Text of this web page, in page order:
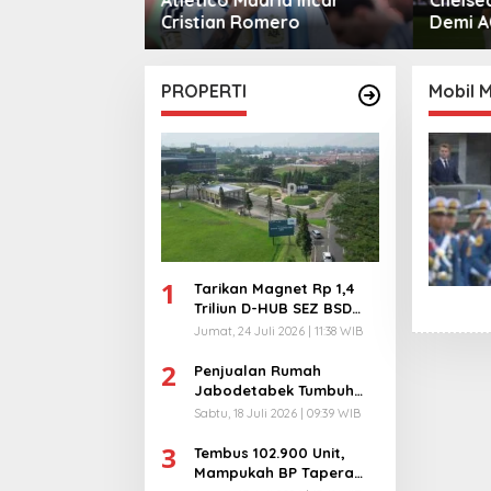
Demi AC Milan
PROPERTI
1
Tarikan Magnet Rp 1,4
Triliun D-HUB SEZ BSD
City, Buka 1736
Jumat, 24 Juli 2026 | 11:38 WIB
2
Penjualan Rumah
Jabodetabek Tumbuh
94%! Developer
Ekstra
Sabtu, 18 Juli 2026 | 09:39 WIB
3
Tembus 102.900 Unit,
Mampukah BP Tapera
Mobil